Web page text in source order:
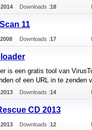
Downloads :18
11
Downloads :17
is een gratis tool van
of een URL in te zenden
Downloads :14
CD 2013
Downloads :12